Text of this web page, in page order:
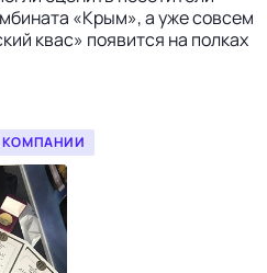
«Крым», а уже совсем
квас» появится на полках